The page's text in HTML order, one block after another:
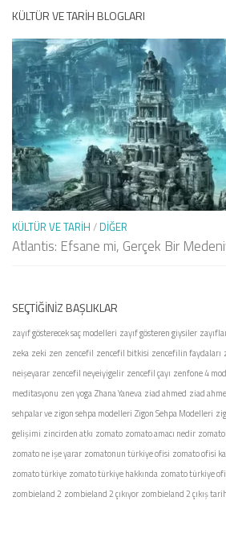
KÜLTÜR VE TARIH BLOGLARI
KÜLTÜR VE TARIH / DIĞER
Atlantis: Efsane mi, Gerçek Bir
SEÇTIĞINIZ BAŞLIKLAR
zayıf gösterecek saç modelleri zayıf gösteren giysiler
zeka zeki zen zencefil zencefil bitkisi zencefilin faydaları
neişeyarar zencefil neyeiyigelir zencefil çayı zenfone 4
meditasyonu zen yogaZhana Yaneva ziad ahmed ziad
sehpalar ve zigon sehpa modelleri Zigon Sehpa Modelleri
gelişimi zincirden atkı zomato zomato amacı nedir zomato
zomato ne işe yarar zomatonun türkiye ofisi zomato ofisi
zomato türkiye zomato türkiye hakkında zomato türkiye
zombieland 2 zombieland 2 çıkıyor zombieland 2 çıkış